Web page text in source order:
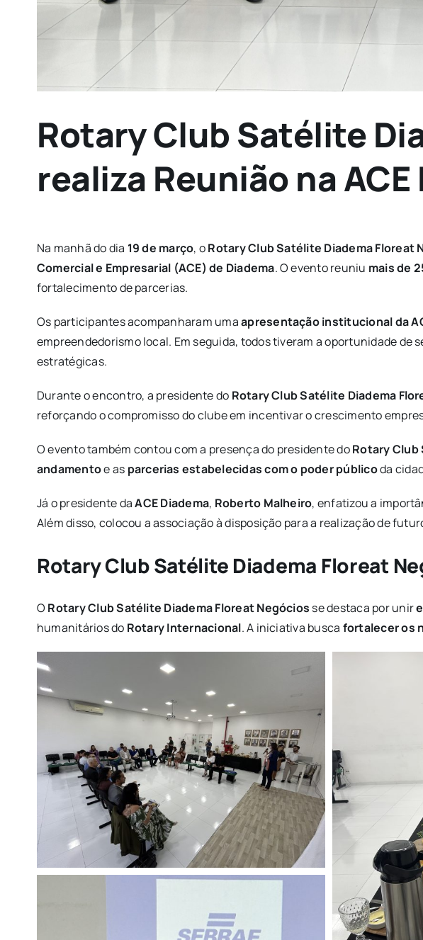
Rotary Club Satélite
realiza Reunião na ACE
Na manhã do dia 19 de março, oRotary Club Satélite Diadema Floreat
Comercial e Empresarial (ACE) de Diadema. O evento reuniu mais de
fortalecimento de parcerias.
Os participantes acompanharam umaapresentação institucional da
empreendedorismo local. Em seguida, todos tiveram a oportunidade
estratégicas.
Durante o encontro, a presidente do Rotary Club Satélite Diadema
reforçando o compromisso do clube em incentivar o crescimento
O evento também contou com a presença do presidente doRotary Club
andamentoe as parcerias estabelecidas com o poder públicoda
Já o presidente daACE Diadema, Roberto Malheiro, enfatizou a
Além disso, colocou a associação à disposição para a realização de
Rotary Club Satélite Diadema Floreat
O Rotary Club Satélite Diadema Floreat Negócios se destaca por unir
humanitários do Rotary Internacional. A iniciativa busca fortalecer os